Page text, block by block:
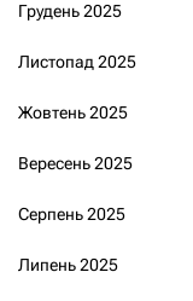
Грудень 2025
Листопад 2025
Жовтень 2025
Вересень 2025
Серпень 2025
Липень 2025